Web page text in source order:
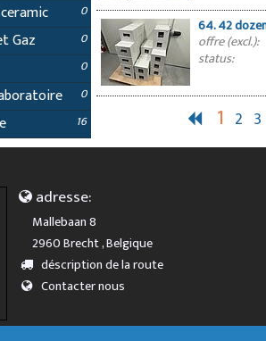
0
Gaz 0
0
0
16
64. 42
offre (excl.):
status:
1 2 3
adresse:
Mallebaan 8
2960 Brecht , Belgique
déscription de la route
Contacter nous